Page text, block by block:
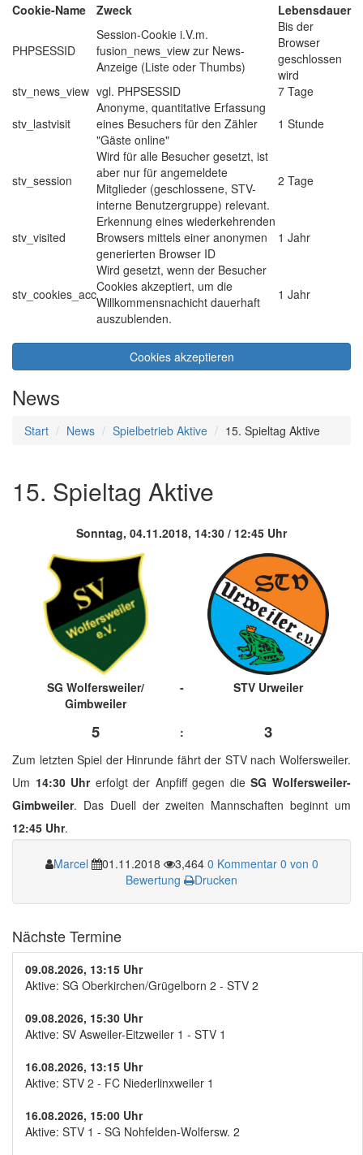
Cookie-Name Zweck Lebensdauer
PHPSESSID
Session-Cookie i.V.m.
fusion_news_view zur News-
Anzeige (Liste oder Thumbs)
Bis der
Browser
geschlossen
wird
stv_news_view vgl. PHPSESSID
7 Tage
stv_lastvisit
Anonyme, quantitative Erfassung
eines Besuchers für den Zähler
"Gäste online"
1 Stunde
stv_session
Wird für alle Besucher gesetzt, ist
aber nur für angemeldete
Mitglieder (geschlossene, STV-
interne Benutzergruppe) relevant.
2 Tage
stv_visited
Erkennung eines wiederkehrenden
Browsers mittels einer anonymen
generierten Browser ID
1 Jahr
stv_cookies_acc
Wird gesetzt, wenn der Besucher
Cookies akzeptiert, um die
Willkommensnachicht dauerhaft
auszublenden.
1 Jahr
Cookies akzeptieren
News
Start News Spielbetrieb Aktive 15. Spieltag Aktive
15. Spieltag Aktive
Sonntag, 04.11.2018, 14:30 / 12:45 Uhr
SG Wolfersweiler/
Gimbweiler
- STV Urweiler
5 : 3
Zum letzten Spiel der Hinrunde fährt der STV nach Wolfersweiler.
Um 14:30 Uhrerfolgt der Anpfiff gegen dieSG Wolfersweiler-
Gimbweiler. Das Duell der zweiten Mannschaften beginnt um
12:45 Uhr.
Marcel 01.11.2018 3,464 0 Kommentar 0 von 0
Bewertung
Drucken
Nächste Termine
09.08.2026, 13:15 Uhr
Aktive: SG Oberkirchen/Grügelborn 2 - STV 2
09.08.2026, 15:30 Uhr
Aktive: SV Asweiler-Eitzweiler 1 - STV 1
16.08.2026, 13:15 Uhr
Aktive: STV 2 - FC Niederlinxweiler 1
16.08.2026, 15:00 Uhr
Aktive: STV 1 - SG Nohfelden-Wolfersw. 2